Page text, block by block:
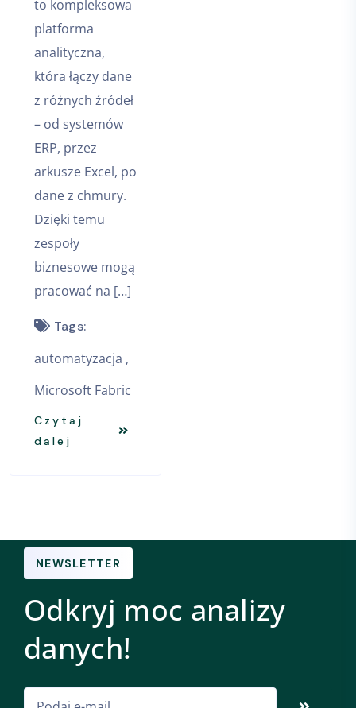
to kompleksowa
platforma
analityczna,
która łączy dane
z różnych źródeł
– od systemów
ERP, przez
arkusze Excel, po
dane z chmury.
Dzięki temu
zespoły
biznesowe mogą
pracować na […]
Tags:
automatyzacja
Microsoft Fabric
Czytaj
dalej
NEWSLETTER
Odkryj moc analizy
danych!